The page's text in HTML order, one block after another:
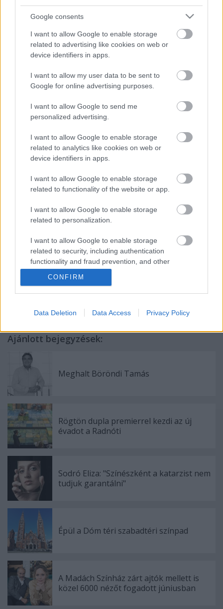
Google consents
I want to allow Google to enable storage
related to advertising like cookies on web or
device identifiers in apps.
I want to allow my user data to be sent to
Google for online advertising purposes.
I want to allow Google to send me
personalized advertising.
I want to allow Google to enable storage
related to analytics like cookies on web or
device identifiers in apps.
I want to allow Google to enable storage
related to functionality of the website or app.
I want to allow Google to enable storage
related to personalization.
I want to allow Google to enable storage
related to security, including authentication
functionality and fraud prevention, and other
CONFIRM
Data Deletion Data Access Privacy Policy
A Varsói Kamaraopera bizonytalan anyagi háttere
miatt már a 22 éve szervezett nyári Mozart Fesztivál
megszervezése is hajszálon múlt. A zeneszerző
következő hónapok pénzügyi támogatásának
átcsoportosítása után tudják megtartani, és - mint a
társulat illetékesei figyelmeztettek - "lehet, hogy ez
A Varsói Kamaraoperát 1961-ben alapította
Sutkowski, aki előszeretettel visz színre "elveszett"
vagy méltatlanul elfeledett műveket. A színház 1986
óta saját székhellyel is rendelkezik: egy műemléknek
nyilvánított, rendkívüli akusztikájú 18. század végi
belvárosi épületben rendezkedett be. A mindössze
159 fős nézőtérrel rendelkező operába nagyon nehéz
jegyet kapni.
Ajánlott bejegyzések:
Meghalt Böröndi Tamás
Rögtön dupla premierrel kezdi az új
évadot a Radnóti
Sodró Eliza: "Színészként a katarzist nem
tudjuk garantálni"
Épül a Dóm téri szabadtéri színpad
A Madách Színház zárt ajtók mellett is
közel 6000 nézőt fogadott júniusban